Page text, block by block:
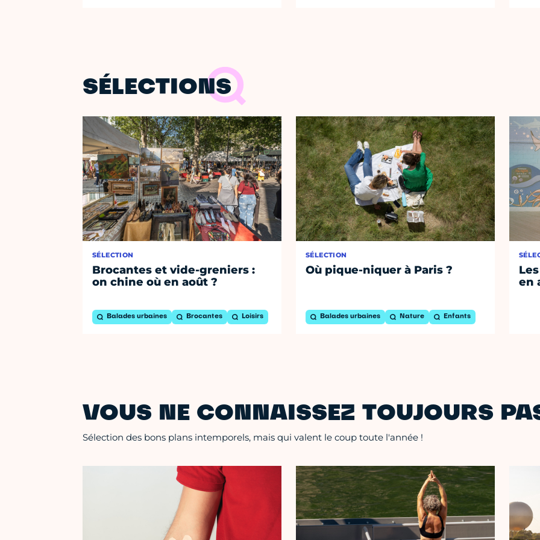
SÉLECTIONS
SÉLECTION
Brocantes et vide-greniers :
on chine où en août ?
Balades urbaines Brocantes Loisirs
SÉLECTION
Où pique-niquer à Paris ?
Balades urbaines Nature Enfants
en
VOUS NE CONNAISSEZ TOUJOURS
Sélection des bons plans intemporels, mais qui valent le coup toute l'année !